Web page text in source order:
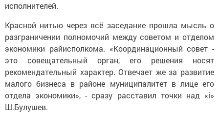
исполнителей.
Красной нитью через всё заседание прошла мысль о
разграничении полномочий между советом и отделом
экономики райисполкома. «Координационный совет -
это совещательный орган, его решения носят
рекомендательный характер. Отвечает же за развитие
малого бизнеса в районе муниципалитет в лице его
отдела экономики», - сразу расставил точки над «i»
Ш.Булушев.